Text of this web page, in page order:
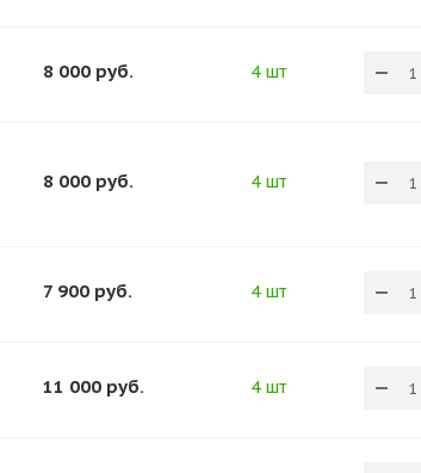
8 000 руб. 4 шт
8 000 руб. 4 шт
7 900 руб. 4 шт
11 000 руб. 4 шт